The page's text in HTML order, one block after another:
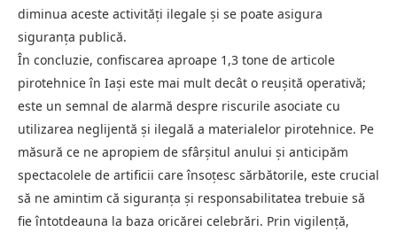
diminua aceste activități ilegale și se poate asigura
siguranța publică.
În concluzie, confiscarea aproape 1,3 tone de articole
pirotehnice în Iași este mai mult decât o reușită operativă;
este un semnal de alarmă despre riscurile asociate cu
utilizarea neglijentă și ilegală a materialelor pirotehnice. Pe
măsură ce ne apropiem de sfârșitul anului și anticipăm
spectacolele de artificii care însoțesc sărbătorile, este crucial
să ne amintim că siguranța și responsabilitatea trebuie să
fie întotdeauna la baza oricărei celebrări. Prin vigilență,